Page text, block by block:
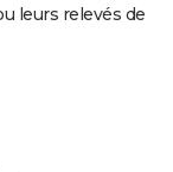
leurs relevés de